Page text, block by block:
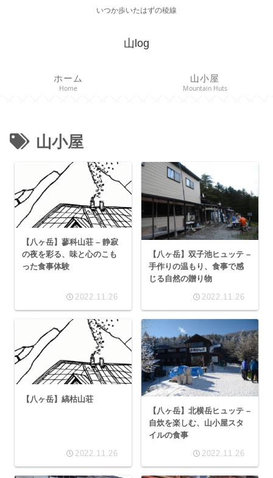
いつか歩いたはずの稜線
山log
ホーム
Home
山小屋
Mountain Huts
山小屋
【八ヶ岳】蓼科山荘 – 静寂
の夜を彩る、味と心のこも
った食事体験
2022.11.26
【八ヶ岳】双子池ヒュッテ –
手作りの温もり、食事で感
じる自然の贈り物
2022.11.26
【八ヶ岳】縞枯山荘
2022.11.26
【八ヶ岳】北横岳ヒュッテ –
自炊を楽しむ、山小屋スタ
イルの食事
2022.11.26